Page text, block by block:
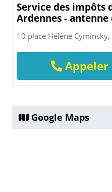
Service des impôts
Ardennes - antenne
10 place Hélène
Appeler
Google Maps